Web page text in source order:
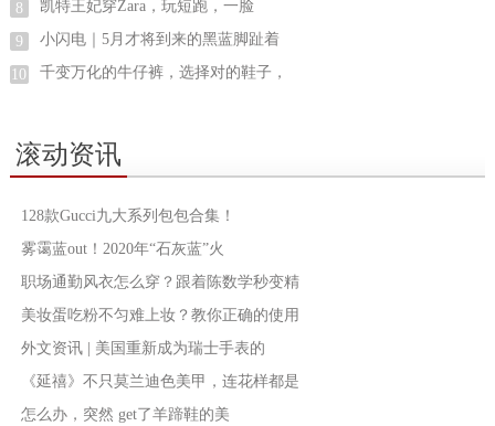
8 凯特王妃穿Zara，玩短跑，一脸
9 小闪电｜5月才将到来的黑蓝脚趾着
10 千变万化的牛仔裤，选择对的鞋子，
滚动资讯
128款Gucci九大系列包包合集！
雾霭蓝out！2020年“石灰蓝”火
职场通勤风衣怎么穿？跟着陈数学秒变精
美妆蛋吃粉不匀难上妆？教你正确的使用
外文资讯 | 美国重新成为瑞士手表的
《延禧》不只莫兰迪色美甲，连花样都是
怎么办，突然 get了羊蹄鞋的美